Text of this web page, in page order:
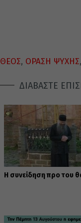
ΘΕΟΣ, ΟΡΑΣΗ ΨΥΧΗΣ,
ΔΙΑΒΑΣΤΕ
Η συνείδηση προ του